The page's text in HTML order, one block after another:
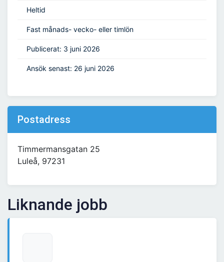
Heltid
Fast månads- vecko- eller timlön
Publicerat: 3 juni 2026
Ansök senast: 26 juni 2026
Postadress
Timmermansgatan 25
Luleå, 97231
Liknande jobb